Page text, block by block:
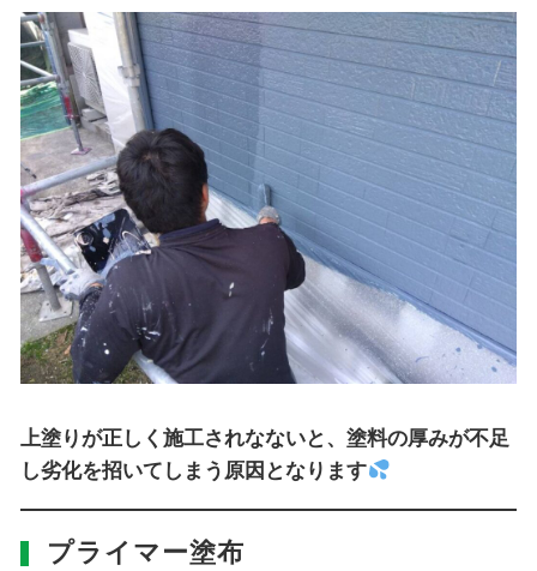
上塗りが正しく施工されなないと、塗料の厚みが不足
し劣化を招いてしまう原因となります
プライマー塗布